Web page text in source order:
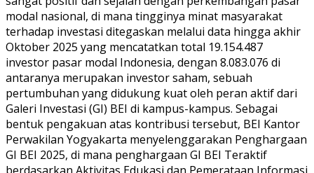
modal nasional, di mana tingginya minat masyarakat
terhadap investasi ditegaskan melalui data hingga akhir
Oktober 2025 yang mencatatkan total 19.154.487
investor pasar modal Indonesia, dengan 8.083.076 di
antaranya merupakan investor saham, sebuah
pertumbuhan yang didukung kuat oleh peran aktif dari
Galeri Investasi (GI) BEI di kampus-kampus. Sebagai
bentuk pengakuan atas kontribusi tersebut, BEI Kantor
Perwakilan Yogyakarta menyelenggarakan Penghargaan
GI BEI 2025, di mana penghargaan GI BEI Teraktif